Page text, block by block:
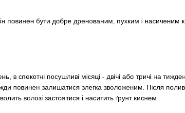
повинен бути добре дренованим, пухким і насиченим
в спекотні посушливі місяці - двічі або тричі на
повинен залишатися злегка зволоженим. Після
волозі застоятися і наситить ґрунт киснем.